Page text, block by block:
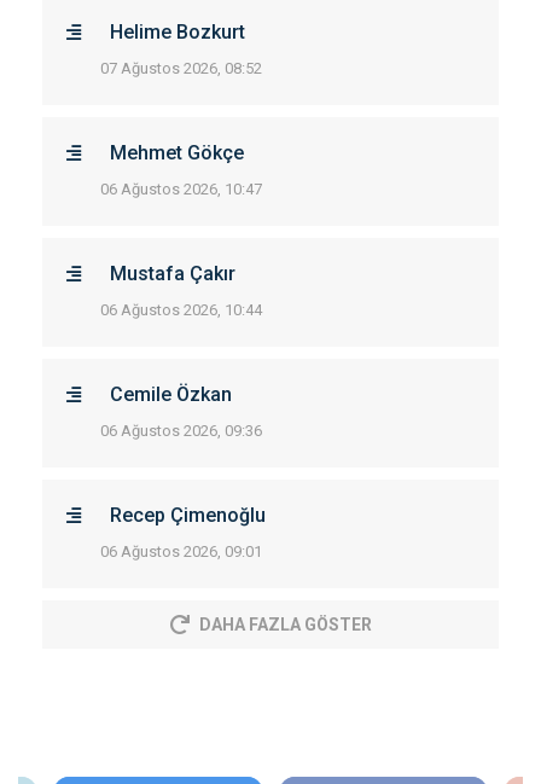
Helime Bozkurt
07 Ağustos 2026, 08:52
Mehmet Gökçe
06 Ağustos 2026, 10:47
Mustafa Çakır
06 Ağustos 2026, 10:44
Cemile Özkan
06 Ağustos 2026, 09:36
Recep Çimenoğlu
06 Ağustos 2026, 09:01
DAHA FAZLA GÖSTER